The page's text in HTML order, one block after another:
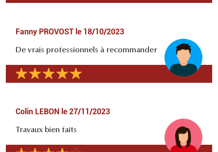
Fanny PROVOST le 18/10/2023
De vrais professionnels à recommander
Colin LEBON le 27/11/2023
Travaux bien faits